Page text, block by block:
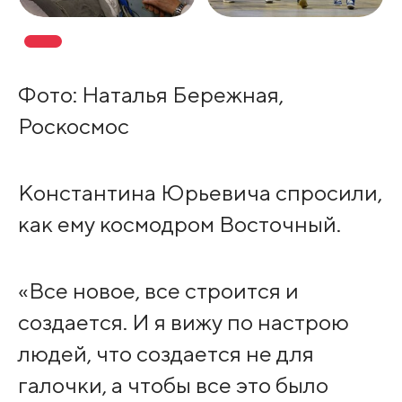
Фото: Наталья Бережная,
Роскосмос
Константина Юрьевича спросили,
как ему космодром Восточный.
«Все новое, все строится и
создается. И я вижу по настрою
людей, что создается не для
галочки, а чтобы все это было